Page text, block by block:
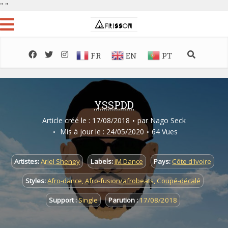
" "
FR EN PT
YSSPDD
Article créé le : 17/08/2018 par Nago Seck
Mis à jour le : 24/05/2020
64 Vues
Artistes:Ariel Sheney Labels:iM Dance Pays:Côte d'Ivoire
Styles:Afro-dance,Afro-fusion/afrobeats,Coupé-décalé
Support :Single Parution :17/08/2018